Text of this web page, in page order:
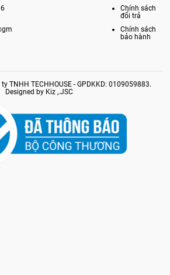
Chính sách
đổi trả
Chính sách
bảo hành
TNHH TECHHOUSE - GPDKKD: 0109059883.
Designed by Kiz ,.JSC